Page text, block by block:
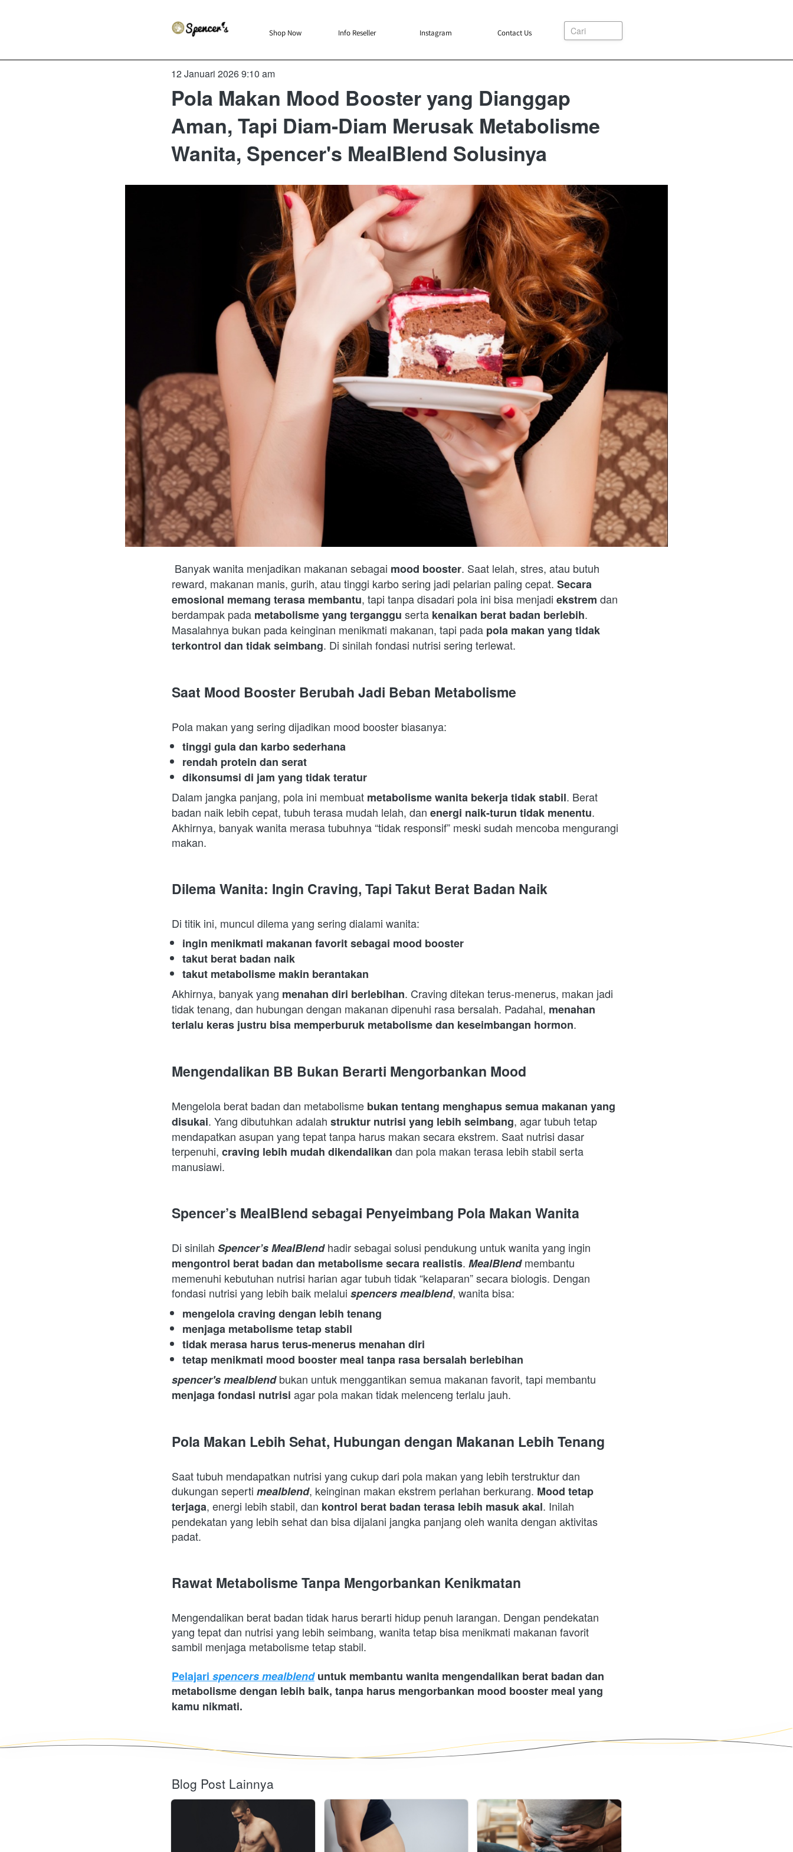
`
Shop Now `
Info Reseller `
Instagram `
Contact Us Cari
12 Januari 2026 9:10 am
Pola Makan Mood Booster yang Dianggap
Aman, Tapi Diam-Diam Merusak Metabolisme
Wanita, Spencer's MealBlend Solusinya
Banyak wanita menjadikan makanan sebagai mood booster. Saat lelah, stres, atau butuh
reward, makanan manis, gurih, atau tinggi karbo sering jadi pelarian paling cepat. Secara
emosional memang terasa membantu, tapi tanpa disadari pola ini bisa menjadi ekstrem dan
berdampak pada metabolisme yang terganggu serta kenaikan berat badan berlebih.
Masalahnya bukan pada keinginan menikmati makanan, tapi pada pola makan yang tidak
terkontrol dan tidak seimbang. Di sinilah fondasi nutrisi sering terlewat.
Saat Mood Booster Berubah Jadi Beban Metabolisme
Pola makan yang sering dijadikan mood booster biasanya:
tinggi gula dan karbo sederhana
rendah protein dan serat
dikonsumsi di jam yang tidak teratur
Dalam jangka panjang, pola ini membuat metabolisme wanita bekerja tidak stabil. Berat
badan naik lebih cepat, tubuh terasa mudah lelah, dan energi naik-turun tidak menentu.
Akhirnya, banyak wanita merasa tubuhnya “tidak responsif” meski sudah mencoba mengurangi
makan.
Dilema Wanita: Ingin Craving, Tapi Takut Berat Badan Naik
Di titik ini, muncul dilema yang sering dialami wanita:
ingin menikmati makanan favorit sebagai mood booster
takut berat badan naik
takut metabolisme makin berantakan
Akhirnya, banyak yang menahan diri berlebihan. Craving ditekan terus-menerus, makan jadi
tidak tenang, dan hubungan dengan makanan dipenuhi rasa bersalah. Padahal, menahan
terlalu keras justru bisa memperburuk metabolisme dan keseimbangan hormon.
Mengendalikan BB Bukan Berarti Mengorbankan Mood
Mengelola berat badan dan metabolisme bukan tentang menghapus semua makanan yang
disukai. Yang dibutuhkan adalah struktur nutrisi yang lebih seimbang, agar tubuh tetap
mendapatkan asupan yang tepat tanpa harus makan secara ekstrem. Saat nutrisi dasar
terpenuhi, craving lebih mudah dikendalikan dan pola makan terasa lebih stabil serta
manusiawi.
Spencer’s MealBlend sebagai Penyeimbang Pola Makan Wanita
Di sinilah Spencer’s MealBlend
mengontrol berat badan dan metabolisme secara realistis. MealBlend membantu
memenuhi kebutuhan nutrisi harian agar tubuh tidak “kelaparan” secara biologis. Dengan
fondasi nutrisi yang lebih baik melalui spencers mealblend, wanita bisa:
mengelola craving dengan lebih tenang
menjaga metabolisme tetap stabil
tidak merasa harus terus-menerus menahan diri
tetap menikmati mood booster meal tanpa rasa bersalah berlebihan
spencer's mealblend
menjaga fondasi nutrisi agar pola makan tidak melenceng terlalu jauh.
Pola Makan Lebih Sehat, Hubungan dengan Makanan Lebih Tenang
Saat tubuh mendapatkan nutrisi yang cukup dari pola makan yang lebih terstruktur dan
dukungan seperti mealblend, keinginan makan ekstrem perlahan berkurang. Mood tetap
terjaga, energi lebih stabil, dan kontrol berat badan terasa lebih masuk akal. Inilah
pendekatan yang lebih sehat dan bisa dijalani jangka panjang oleh wanita dengan aktivitas
padat.
Rawat Metabolisme Tanpa Mengorbankan Kenikmatan
Mengendalikan berat badan tidak harus berarti hidup penuh larangan. Dengan pendekatan
yang tepat dan nutrisi yang lebih seimbang, wanita tetap bisa menikmati makanan favorit
sambil menjaga metabolisme tetap stabil.
Pelajari spencers mealblend untuk membantu wanita mengendalikan berat badan dan
metabolisme dengan lebih baik, tanpa harus mengorbankan mood booster meal yang
kamu nikmati.
Blog Post Lainnya